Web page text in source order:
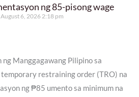
ng 85-pisong wage
6, 2026 2:18 pm
Manggagawang Pilipino sa
restraining order (TRO) na
ng ₱85 umento sa minimum na